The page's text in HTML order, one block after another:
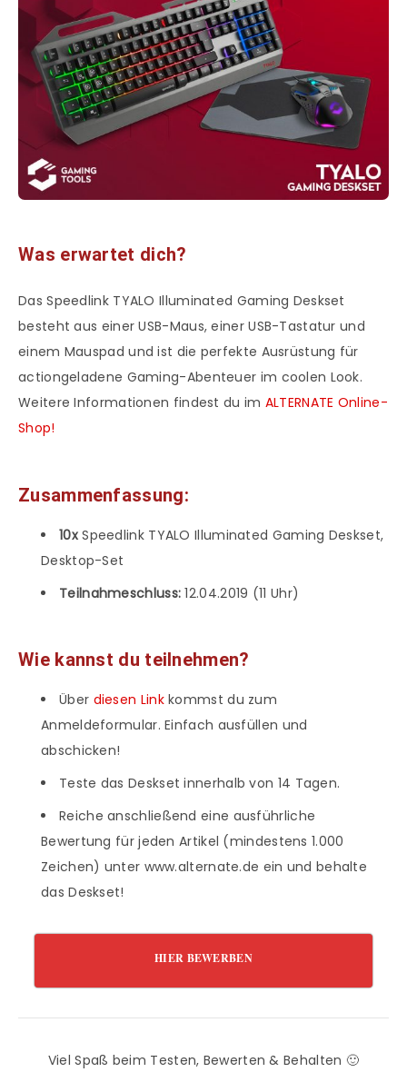
Was erwartet dich?
Das Speedlink TYALO Illuminated Gaming Deskset
besteht aus einer USB-Maus, einer USB-Tastatur und
einem Mauspad und ist die perfekte Ausrüstung für
actiongeladene Gaming-Abenteuer im coolen Look.
Weitere Informationen findest du im ALTERNATE Online-
Shop!
Zusammenfassung:
10xSpeedlink TYALO Illuminated Gaming Deskset,
Desktop-Set
Teilnahmeschluss: 12.04.2019 (11 Uhr)
Wie kannst du teilnehmen?
Über diesen Linkkommst du zum
Anmeldeformular. Einfach ausfüllen und
abschicken!
Teste das Deskset innerhalb von 14 Tagen.
Reiche anschließend eine ausführliche
Bewertung für jeden Artikel (mindestens 1.000
Zeichen) unter www.alternate.de ein und behalte
das Deskset!
HIER BEWERBEN
Viel Spaß beim Testen, Bewerten & Behalten 🙂